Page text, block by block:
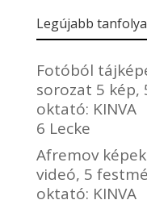
Legújabb
Fotóból
sorozat 5 kép,
oktató: KINVA
6 Lecke
Afremov
videó, 5
oktató: KINVA